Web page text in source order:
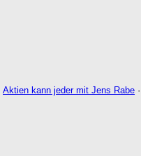
Aktien kann jeder mit Jens Rabe ·